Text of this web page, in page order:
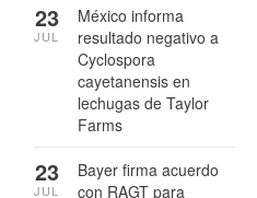
México informa
resultado negativo a
Cyclospora
cayetanensis en
lechugas de Taylor
Farms
23
JUL
Bayer firma acuerdo
con RAGT para
23
JUL